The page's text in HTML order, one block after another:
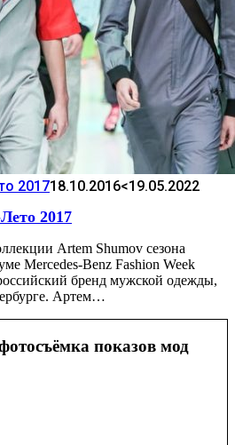
201718.10.2016<19.05.2022
2017
Artem Shumov сезона
Mercedes-Benz Fashion Week
бренд мужской одежды,
Артем…
показов мод